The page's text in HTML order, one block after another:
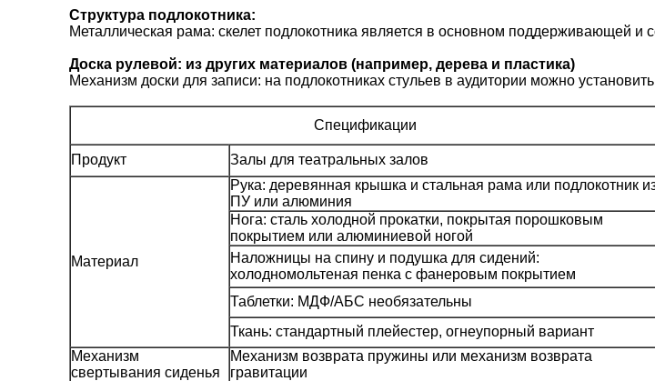
Структура подлокотника:
Металлическая рама: скелет подлокотника является в основном поддерживающей и
Доска рулевой: из других материалов (например, дерева и пластика)
Механизм доски для записи: на подлокотниках стульев в аудитории можно
Спецификации
Продукт Залы для театральных залов
Материал
Рука: деревянная крышка и стальная рама или подлокотник
ПУ или алюминия
Нога: сталь холодной прокатки, покрытая порошковым
покрытием или алюминиевой ногой
Наложницы на спину и подушка для сидений:
холодномольтеная пенка с фанеровым покрытием
Таблетки: МДФ/АБС необязательны
Ткань: стандартный плейестер, огнеупорный вариант
Механизм
свертывания сиденья
Механизм возврата пружины или механизм возврата
гравитации